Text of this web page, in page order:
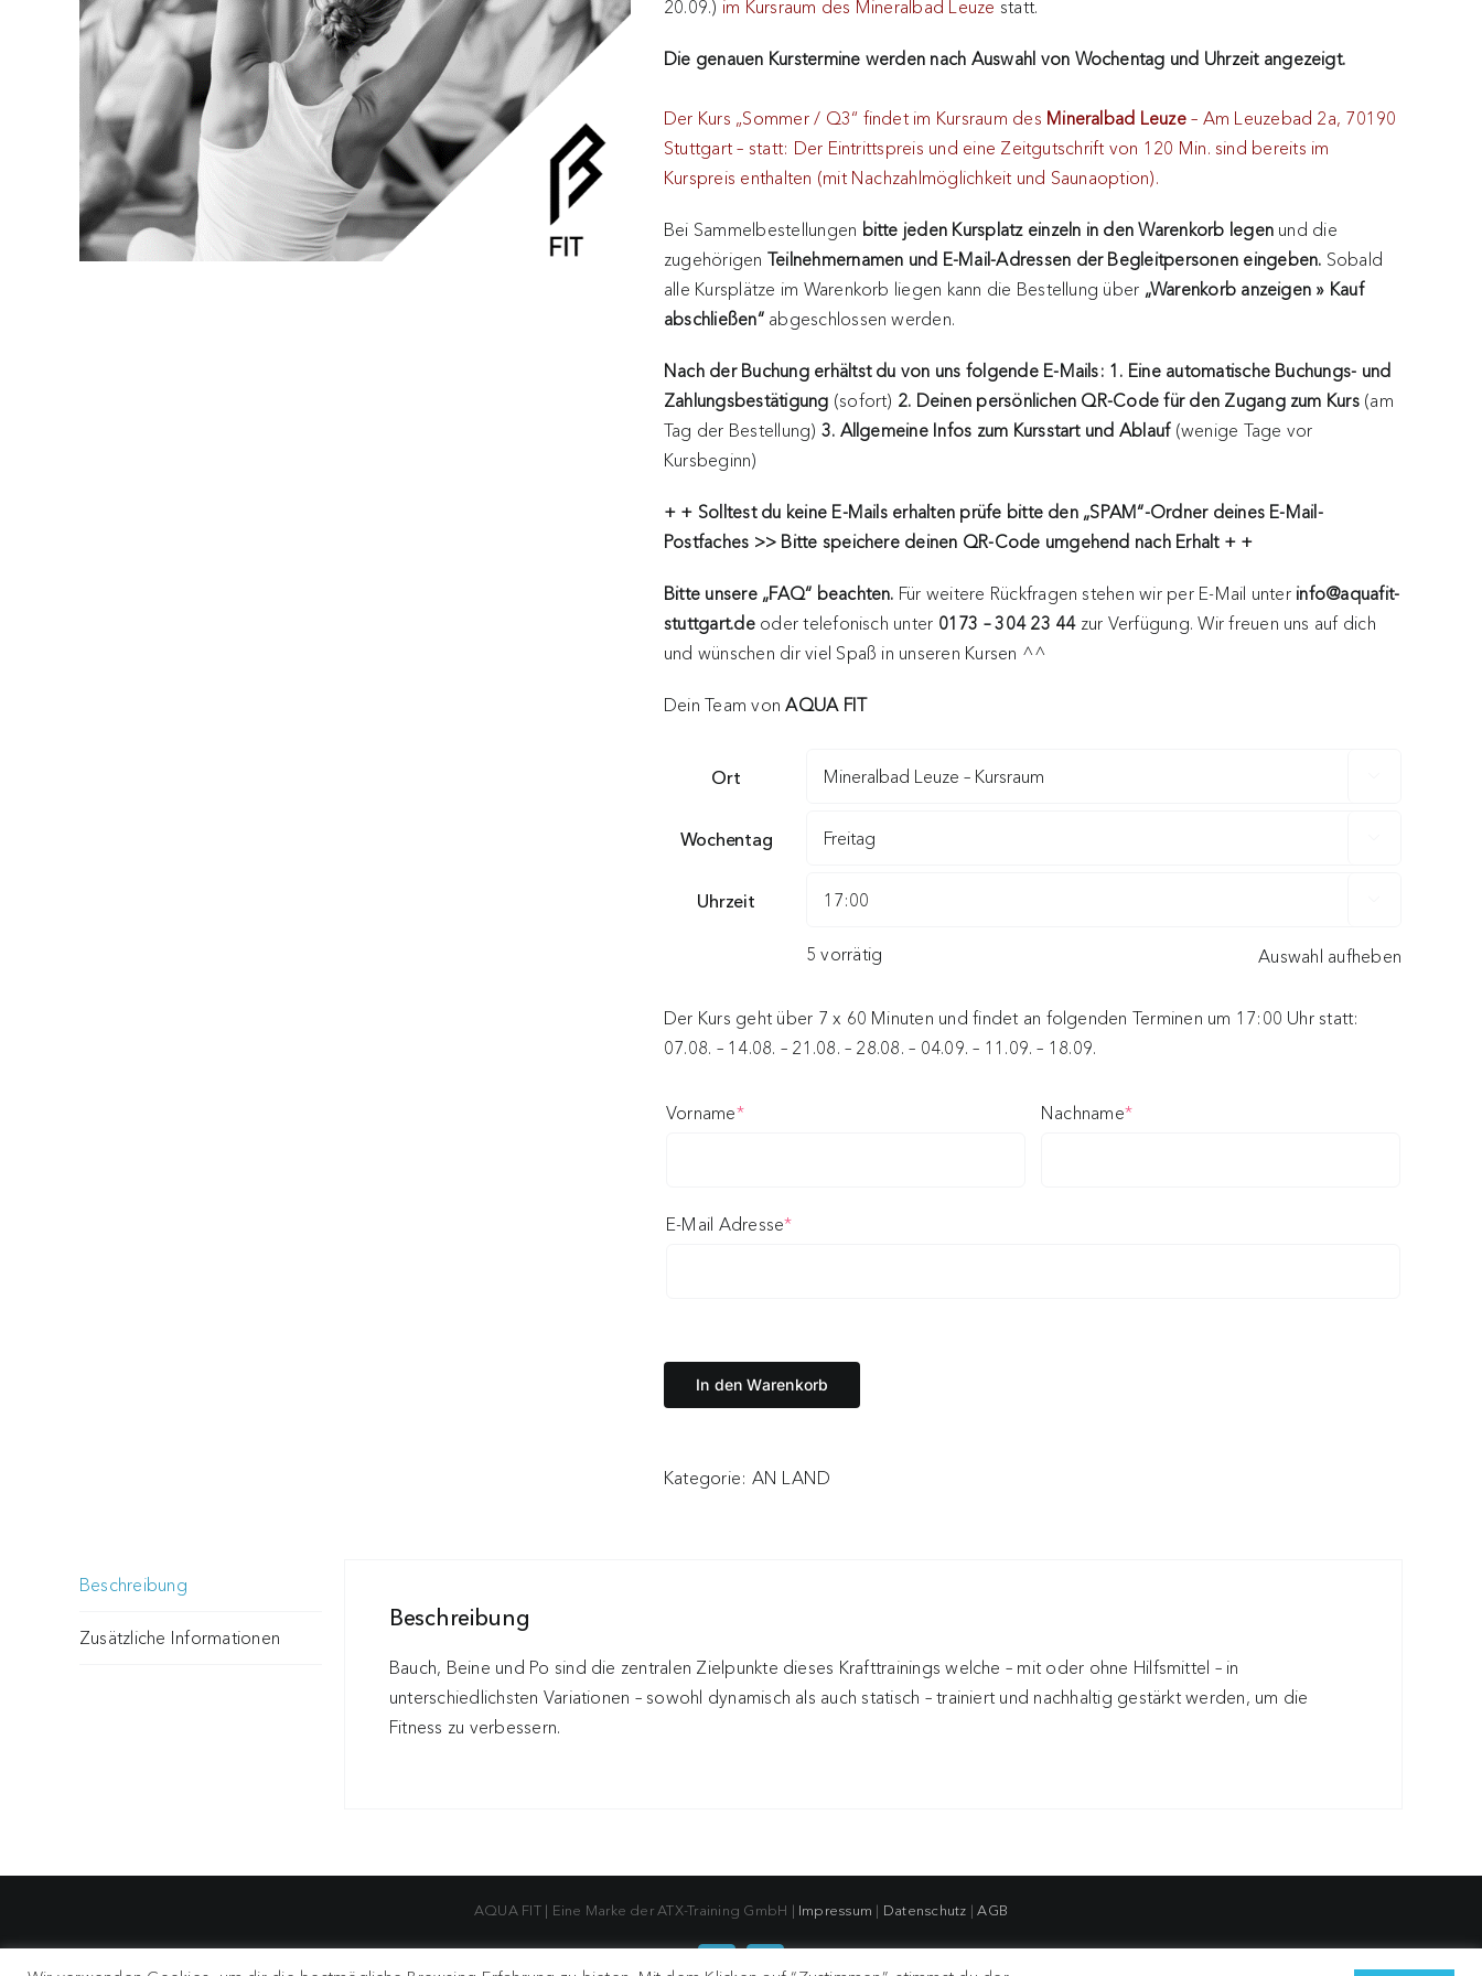
20.09.) im Kursraum des Mineralbad Leuze statt.
Die genauen Kurstermine werden nach Auswahl von Wochentag und Uhrzeit angezeigt.
Der Kurs „Sommer / Q3“ findet im Kursraum des Mineralbad Leuze– Am Leuzebad 2a, 70190
Stuttgart – statt: Der Eintrittspreis und eine Zeitgutschrift von 120 Min. sind bereits im
Kurspreis enthalten (mit Nachzahlmöglichkeit und Saunaoption).
Bei Sammelbestellungen bitte jeden Kursplatz einzeln in den Warenkorb legen und die
zugehörigen Teilnehmernamen und E-Mail-Adressen der Begleitpersonen eingeben. Sobald
alle Kursplätze im Warenkorb liegen kann die Bestellung über „Warenkorb anzeigen » Kauf
abschließen“abgeschlossen werden.
Nach der Buchung erhältst du von uns folgende E-Mails: 1. Eine automatische Buchungs- und
Zahlungsbestätigung (sofort) 2. Deinen persönlichen QR-Code für den Zugang zum Kurs (am
Tag der Bestellung) 3. Allgemeine Infos zum Kursstart und Ablauf (wenige Tage vor
Kursbeginn)
+ + Solltest du keine E-Mails erhalten prüfe bitte den „SPAM“-Ordner deines E-Mail-
Postfaches >> Bitte speichere deinen QR-Code umgehend nach Erhalt + +
Bitte unsere „FAQ“ beachten. Für weitere Rückfragen stehen wir per E-Mail unter info@aquafit-
stuttgart.deoder telefonisch unter 0173 – 304 23 44zur Verfügung. Wir freuen uns auf dich
und wünschen dir viel Spaß in unseren Kursen ^^
Dein Team vonAQUA FIT
Ort
Wochentag
Uhrzeit
5 vorrätig Auswahl aufheben
Der Kurs geht über 7 x 60 Minuten und findet an folgenden Terminen um 17:00 Uhr statt:
07.08. – 14.08. – 21.08. – 28.08. – 04.09. – 11.09. – 18.09.
Vorname*(required) Nachname*(required)
E-Mail Adresse*(required)
In den Warenkorb
Kategorie: AN LAND
Beschreibung
Zusätzliche Informationen
Beschreibung
Bauch, Beine und Po sind die zentralen Zielpunkte dieses Krafttrainings welche – mit oder ohne Hilfsmittel – in
unterschiedlichsten Variationen – sowohl dynamisch als auch statisch – trainiert und nachhaltig gestärkt werden, um die
Fitness zu verbessern.
AQUA FIT | Eine Marke der ATX-Training GmbH | Impressum | Datenschutz |AGB
FacebookInstagram